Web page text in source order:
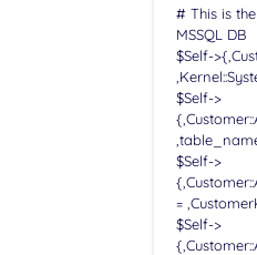
# This is
MSSQL DB
$Self-
$Self->
$Self->
=
$Self->